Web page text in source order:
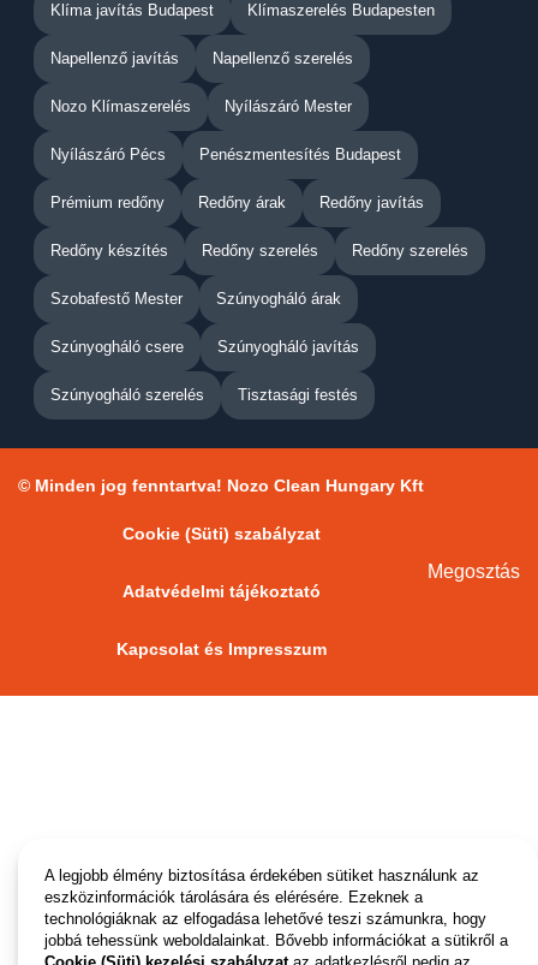
Klíma javítás Budapest Klímaszerelés Budapesten
Napellenző javítás Napellenző szerelés
Nozo Klímaszerelés Nyílászáró Mester
Nyílászáró Pécs Penészmentesítés Budapest
Prémium redőny Redőny árak Redőny javítás
Redőny készítés Redőny szerelés Redőny szerelés
Szobafestő Mester Szúnyogháló árak
Szúnyogháló csere Szúnyogháló javítás
Szúnyogháló szerelés Tisztasági festés
© Minden jog fenntartva! Nozo Clean Hungary Kft
Cookie (Süti) szabályzat
Adatvédelmi tájékoztató
Kapcsolat és Impresszum
Megosztás
A legjobb élmény biztosítása érdekében sütiket használunk az
eszközinformációk tárolására és elérésére. Ezeknek a
technológiáknak az elfogadása lehetővé teszi számunkra, hogy
jobbá tehessünk weboldalainkat. Bővebb információkat a sütikről a